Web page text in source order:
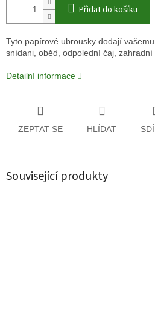
Přidat do košíku
Tyto papírové ubrousky dodají
snídani, oběd, odpolední čaj,
Detailní informace
ZEPTAT SE HLÍDAT
Související produkty